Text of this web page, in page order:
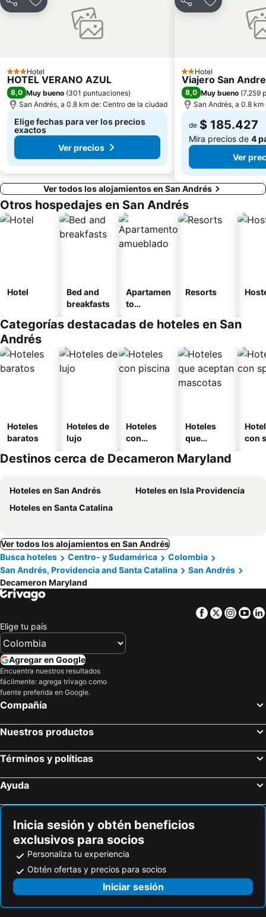
CompartirAgregar a favoritos
3 Estrellas
Hotel
HOTEL VERANO AZUL
8,0 Muy bueno (301 puntuaciones)
San Andrés, a 0.8 km de: Centro de la ciudad
Elige fechas para ver los precios
exactos
Ver precios
CompartirAgregar a
2 Estrellas
Hotel
Viajero San
8,0 Muy bueno (7.259
San Andrés, a 0.8
de $ 185.427
Mira precios de 4
Ver
Ver todos los alojamientos en San Andrés
Otros hospedajes en San Andrés
Hotel
Bed and
breakfasts
Apartamen
to
o
Resorts
Categorías destacadas de hoteles en San
Andrés
Hoteles
baratos
Hoteles de
lujo
Hoteles
con
Hoteles
que
mascotas
con
Destinos cerca de Decameron Maryland
Hoteles en San Andrés
Hoteles en Isla Providencia
Hoteles en Santa Catalina
Ver todos los alojamientos en San Andrés
Busca hoteles
Centro- y Sudamérica
Colombia
San Andrés, Providencia and Santa Catalina
San Andrés
Decameron Maryland
Facebook
Twitter
Elige tu país
Agregar en Google
Encuentra nuestros resultados
fácilmente: agrega trivago como
fuente preferida en Google.
Compañía
Nuestros productos
Términos y políticas
Ayuda
Inicia sesión y obtén beneficios
exclusivos para socios
Personaliza tu experiencia
Obtén ofertas y precios para socios
Iniciar sesión